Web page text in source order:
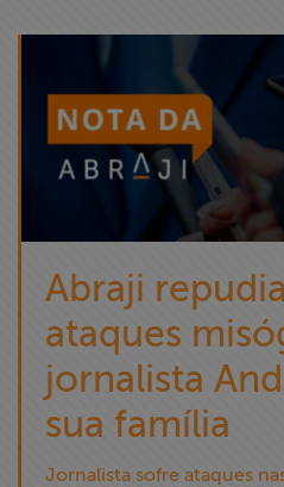
Abraji
ataques
jornalista
sua família
Jornalista sofre ataques